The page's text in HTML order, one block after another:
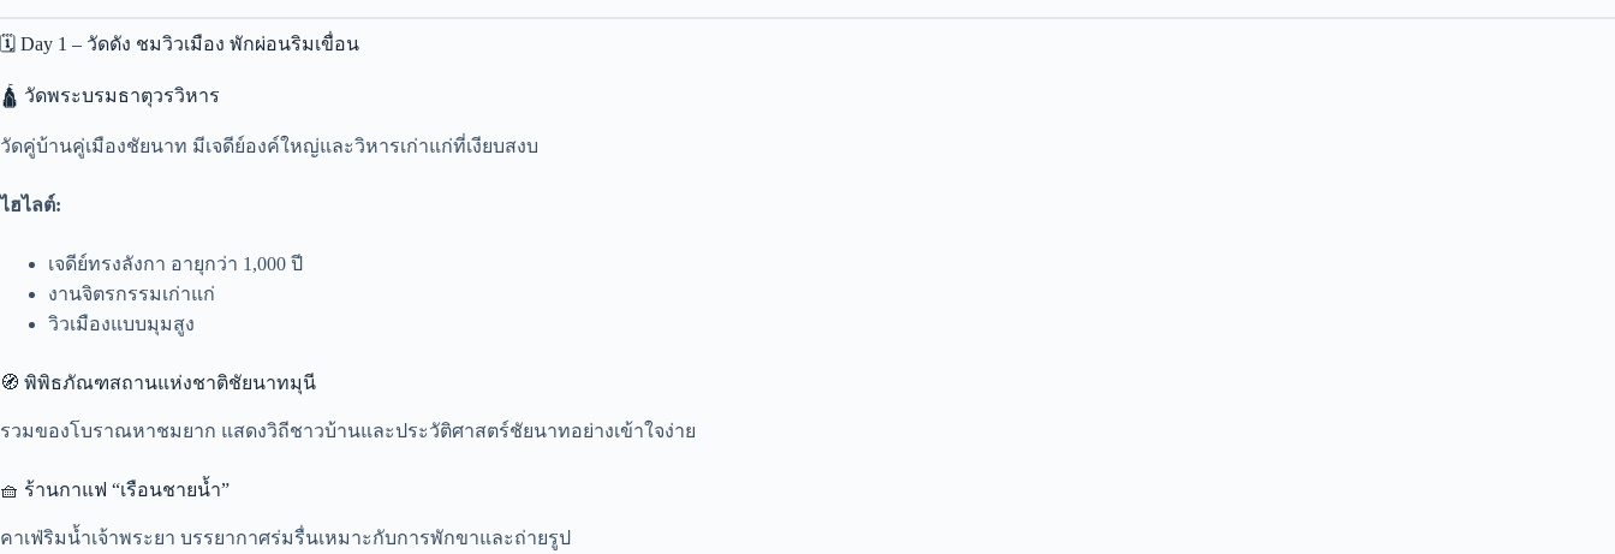
🗓️ Day 1 – วัดดัง ชมวิวเมือง พักผ่อนริมเขื่อน
🛕 วัดพระบรมธาตุวรวิหาร
วัดคู่บ้านคู่เมืองชัยนาท มีเจดีย์องค์ใหญ่และวิหารเก่าแก่ที่เงียบสงบ
ไฮไลต์:
เจดีย์ทรงลังกา อายุกว่า 1,000 ปี
งานจิตรกรรมเก่าแก่
วิวเมืองแบบมุมสูง
🧭 พิพิธภัณฑสถานแห่งชาติชัยนาทมุนี
รวมของโบราณหาชมยาก แสดงวิถีชาวบ้านและประวัติศาสตร์ชัยนาทอย่างเข้าใจง่าย
🧺 ร้านกาแฟ “เรือนชายน้ำ”
คาเฟ่ริมน้ำเจ้าพระยา บรรยากาศร่มรื่นเหมาะกับการพักขาและถ่ายรูป